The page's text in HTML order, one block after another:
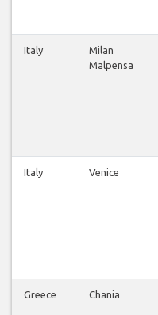
Italy
Milan
Malpensa
Italy Venice
Greece Chania